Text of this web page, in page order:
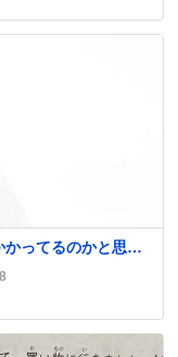
で走る
壊しちゃいますか
ってるのかと思っ